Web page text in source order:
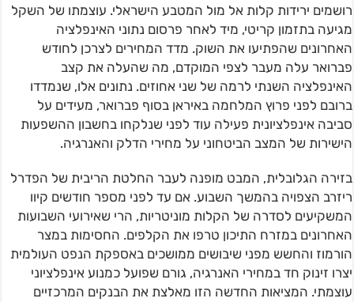
רושמים ירידות קלות אל מול המטבע הישראלי. עוצמתו של השקל
מגיעה בתזמון קריטי, מיד לאחר פרסום נתוני האינפלציה
האחרונים שהפתיעו את השוק. מדד המחירים לצרכן לחודש
פברואר עלה מעבר לצפי המוקדם, מה שהעלה את קצב
האינפלציה השנתי לרמה של שני אחוזים. נתונים אלו, שנמדדו
ברובם לפני פרוץ המלחמה באיראן בסוף פברואר, מעידים על
סביבה אינפלציונית פעילה עוד לפני שנלקחו בחשבון ההשפעות
הישירות של המצב הביטחוני על מחירי הדלק והאנרגיה.
בזירה הגלובלית, המבט מופנה לעבר החלטת הריבית של הפדרל
ריזרב הצפויה בהמשך השבוע. אם עד לפני מספר חודשים קיוו
המשקיעים לסדרה של הקלות מוניטריות, הרי שאירועי השבועות
האחרונים במזרח התיכון טרפו את הקלפים. החסימות במצר
הורמוז והחשש מפני שיבושים ממושכים באספקת הנפט העולמית
יצרו זינוק חד במחירי האנרגיה, גורם שפועל כמנוע אינפלציוני
עוצמתי. המציאות החדשה הזו מאלצת את הבנקים המרכזיים